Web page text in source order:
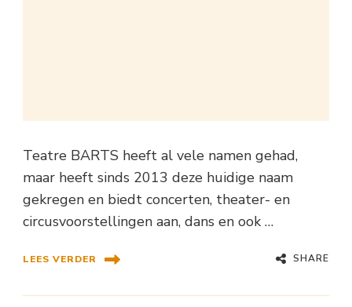
Teatre BARTS heeft al vele namen gehad,
maar heeft sinds 2013 deze huidige naam
gekregen en biedt concerten, theater- en
circusvoorstellingen aan, dans en ook …
LEES VERDER SHARE